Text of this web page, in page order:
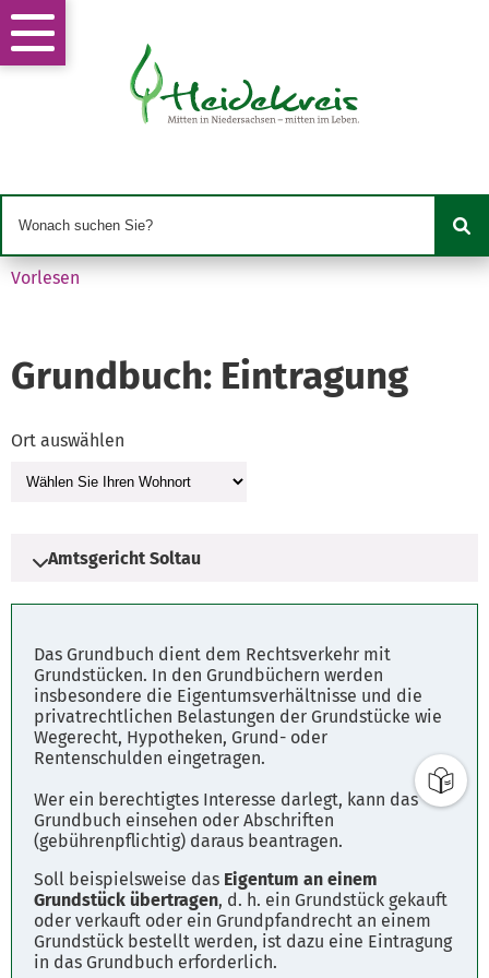
Vorlesen
Grundbuch: Eintragung
Das Grundbuch dient dem Rechtsverkehr mit
Grundstücken. In den Grundbüchern werden
insbesondere die Eigentumsverhältnisse und die
privatrechtlichen Belastungen der Grundstücke wie
Wegerecht, Hypotheken, Grund- oder
Rentenschulden eingetragen.
Wer ein berechtigtes Interesse darlegt, kann das
Grundbuch einsehen oder Abschriften
(gebührenpflichtig) daraus beantragen.
Soll beispielsweise das Eigentum an einem
Grundstück übertragen, d. h. ein Grundstück gekauft
oder verkauft oder ein Grundpfandrecht an einem
Grundstück bestellt werden, ist dazu eine Eintragung
in das Grundbuch erforderlich.
Ort auswählen
Amtsgericht Soltau
Rühberg 13-15
29614 Soltau
Öffnungszeiten
Montags bis Freitags von 09.00 bis 12.00 Uhr
oder nach Vereinbarung.
Parkplätze
Fahrplanauskunft